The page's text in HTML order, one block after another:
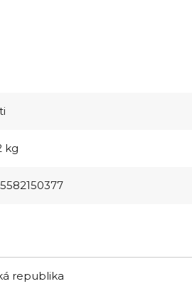
kg
republika